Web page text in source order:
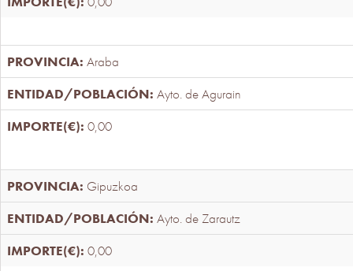
Araba
Ayto. de Agurain
0,00
Gipuzkoa
Ayto. de Zarautz
0,00